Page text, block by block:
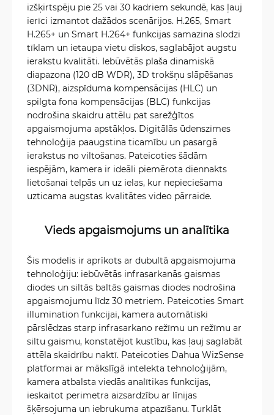
izšķirtspēju pie 25 vai 30 kadriem sekundē, kas ļauj
ierīci izmantot dažādos scenārijos. H.265, Smart
H.265+ un Smart H.264+ funkcijas samazina slodzi
tīklam un ietaupa vietu diskos, saglabājot augstu
ierakstu kvalitāti. Iebūvētās plaša dinamiskā
diapazona (120 dB WDR), 3D trokšņu slāpēšanas
(3DNR), aizspīduma kompensācijas (HLC) un
spilgta fona kompensācijas (BLC) funkcijas
nodrošina skaidru attēlu pat sarežģītos
apgaismojuma apstākļos. Digitālās ūdenszīmes
tehnoloģija paaugstina ticamību un pasargā
ierakstus no viltošanas. Pateicoties šādām
iespējām, kamera ir ideāli piemērota diennakts
lietošanai telpās un uz ielas, kur nepieciešama
uzticama augstas kvalitātes video pārraide.
Vieds apgaismojums un analītika
Šis modelis ir aprīkots ar dubultā apgaismojuma
tehnoloģiju: iebūvētās infrasarkanās gaismas
diodes un siltās baltās gaismas diodes nodrošina
apgaismojumu līdz 30 metriem. Pateicoties Smart
illumination funkcijai, kamera automātiski
pārslēdzas starp infrasarkano režīmu un režīmu ar
siltu gaismu, konstatējot kustību, kas ļauj saglabāt
attēla skaidrību naktī. Pateicoties Dahua WizSense
platformai ar mākslīgā intelekta tehnoloģijām,
kamera atbalsta viedās analītikas funkcijas,
ieskaitot perimetra aizsardzību ar līnijas
šķērsojuma un iebrukuma atpazīšanu. Turklāt